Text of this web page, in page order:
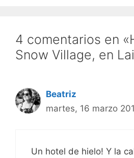
4 comentarios en
Snow Village, en
Beatriz
martes, 16 marzo
Un hotel de hielo! Y la